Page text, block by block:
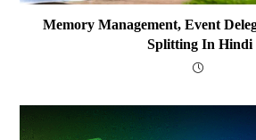
Memory Management, Event
Splitting In Hindi